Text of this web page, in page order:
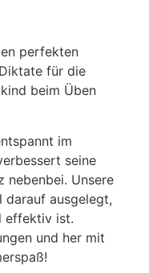
perfekten
für die
beim Üben
im
seine
nebenbei. Unsere
darauf ausgelegt,
effektiv ist.
und her mit